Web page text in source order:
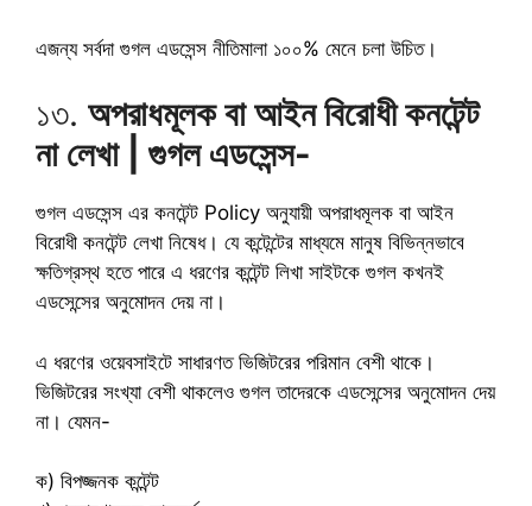
এজন্য সর্বদা গুগল এডসেন্স নীতিমালা ১০০% মেনে চলা উচিত।
১৩. অপরাধমূলক বা আইন বিরোধী কনটেন্ট
না লেখা | গুগল এডসেন্স-
গুগল এডসেন্স এর কনটেন্ট Policy অনুযায়ী অপরাধমূলক বা আইন
বিরোধী কনটেন্ট লেখা নিষেধ। যে কন্টেন্টের মাধ্যমে মানুষ বিভিন্নভাবে
ক্ষতিগ্রস্থ হতে পারে এ ধরণের কন্টেন্ট লিখা সাইটকে গুগল কখনই
এডসেন্সের অনুমোদন দেয় না।
এ ধরণের ওয়েবসাইটে সাধারণত ভিজিটরের পরিমান বেশী থাকে।
ভিজিটরের সংখ্যা বেশী থাকলেও গুগল তাদেরকে এডসেন্সের অনুমোদন দেয়
না। যেমন-
ক) বিপজ্জনক কন্টেন্ট